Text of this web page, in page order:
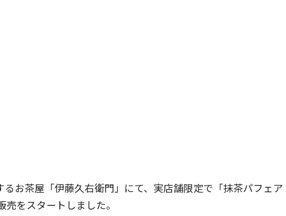
お茶屋「伊藤久右衛門」にて、実店舗限定で「抹茶パフェア
をスタートしました。